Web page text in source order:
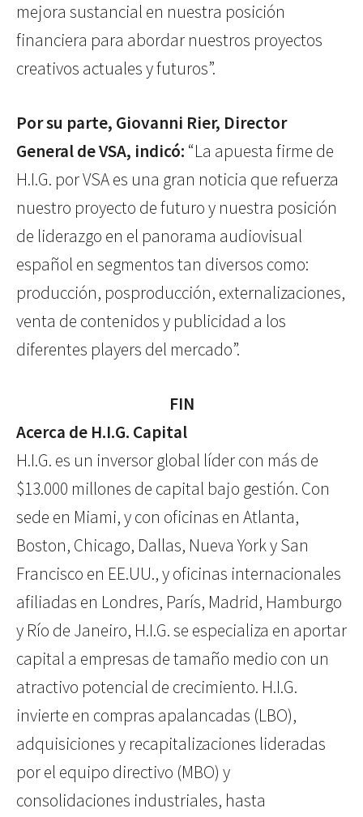
mejora sustancial en nuestra posición
financiera para abordar nuestros proyectos
creativos actuales y futuros”.
Por su parte, Giovanni Rier, Director
General de VSA, indicó: “La apuesta firme de
H.I.G. por VSA es una gran noticia que refuerza
nuestro proyecto de futuro y nuestra posición
de liderazgo en el panorama audiovisual
español en segmentos tan diversos como:
producción, posproducción, externalizaciones,
venta de contenidos y publicidad a los
diferentes players del mercado”.
FIN
Acerca de H.I.G. Capital
H.I.G. es un inversor global líder con más de
$13.000 millones de capital bajo gestión. Con
sede en Miami, y con oficinas en Atlanta,
Boston, Chicago, Dallas, Nueva York y San
Francisco en EE.UU., y oficinas internacionales
afiliadas en Londres, París, Madrid, Hamburgo
y Río de Janeiro, H.I.G. se especializa en aportar
capital a empresas de tamaño medio con un
atractivo potencial de crecimiento. H.I.G.
invierte en compras apalancadas (LBO),
adquisiciones y recapitalizaciones lideradas
por el equipo directivo (MBO) y
consolidaciones industriales, hasta